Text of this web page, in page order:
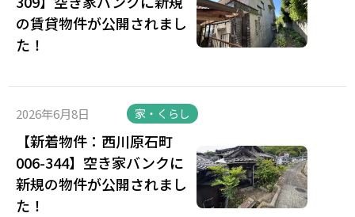
の賃貸物件が公開されまし
た！
2026年6月8日 家・くらし
【新着物件：西川原石町
006-344】空き家バンクに
新規の物件が公開されまし
た！